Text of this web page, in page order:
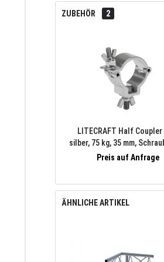
ZUBEHÖR 2
LITECRAFT Half Coupler
silber, 75 kg, 35 mm,
Preis auf Anfrage
ÄHNLICHE ARTIKEL